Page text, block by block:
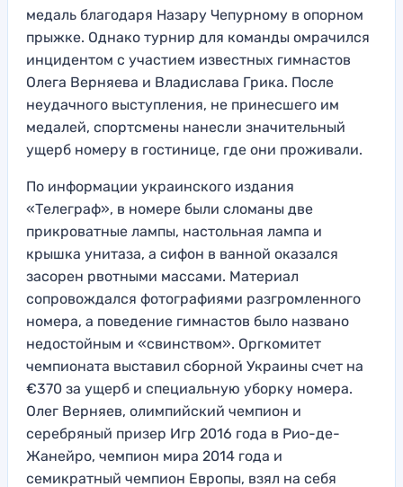
медаль благодаря Назару Чепурному в опорном
прыжке. Однако турнир для команды омрачился
инцидентом с участием известных гимнастов
Олега Верняева и Владислава Грика. После
неудачного выступления, не принесшего им
медалей, спортсмены нанесли значительный
ущерб номеру в гостинице, где они проживали.
По информации украинского издания
«Телеграф», в номере были сломаны две
прикроватные лампы, настольная лампа и
крышка унитаза, а сифон в ванной оказался
засорен рвотными массами. Материал
сопровождался фотографиями разгромленного
номера, а поведение гимнастов было названо
недостойным и «свинством». Оргкомитет
чемпионата выставил сборной Украины счет на
€370 за ущерб и специальную уборку номера.
Олег Верняев, олимпийский чемпион и
серебряный призер Игр 2016 года в Рио-де-
Жанейро, чемпион мира 2014 года и
семикратный чемпион Европы, взял на себя